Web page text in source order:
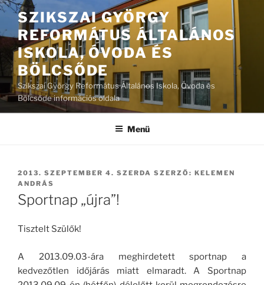
Tartalomhoz
SZIKSZAI GYÖRGY
REFORMÁTUS ÁLTALÁNOS
ISKOLA, ÓVODA ÉS
BÖLCSŐDE
Szikszai György Református Általános Iskola, Óvoda és
Bölcsőde információs oldala
Menü
BEKÜLDVE:
2013. SZEPTEMBER 4. SZERDA SZERZŐ: KELEMEN
ANDRÁS
Sportnap „újra”!
Tisztelt Szülők!
A 2013.09.03-ára meghirdetett sportnap a
kedvezőtlen időjárás miatt elmaradt. A Sportnap